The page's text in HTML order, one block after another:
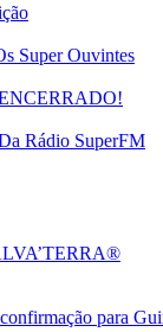
Super Ouvintes
Rádio SuperFM
para